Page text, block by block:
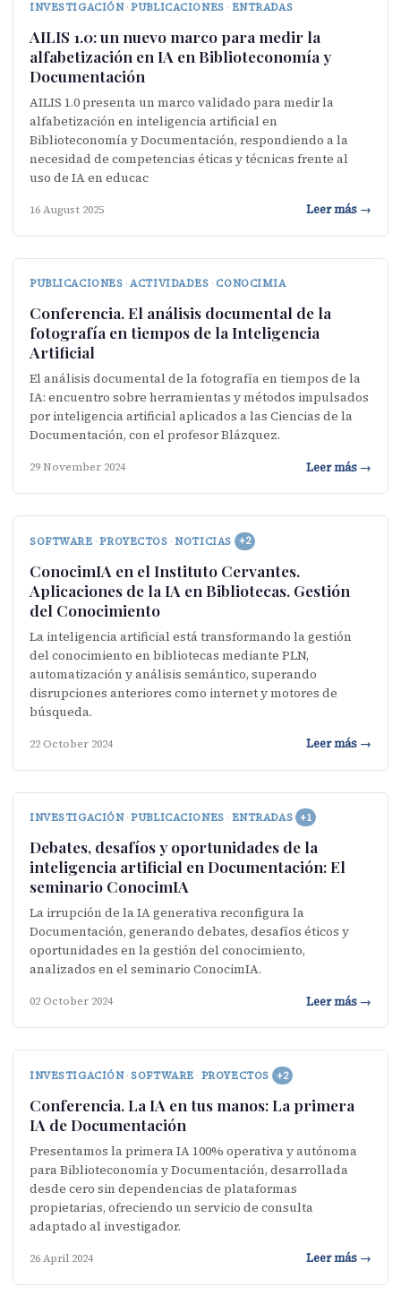
INVESTIGACIÓN · PUBLICACIONES · ENTRADAS
AILIS 1.0: un nuevo marco para medir la
alfabetización en IA en Biblioteconomía y
Documentación
AILIS 1.0 presenta un marco validado para medir la
alfabetización en inteligencia artificial en
Biblioteconomía y Documentación, respondiendo a la
necesidad de competencias éticas y técnicas frente al
uso de IA en educac
16 August 2025 Leer más →
PUBLICACIONES · ACTIVIDADES · CONOCIMIA
Conferencia. El análisis documental de la
fotografía en tiempos de la Inteligencia
Artificial
El análisis documental de la fotografía en tiempos de la
IA: encuentro sobre herramientas y métodos impulsados
por inteligencia artificial aplicados a las Ciencias de la
Documentación, con el profesor Blázquez.
29 November 2024 Leer más →
SOFTWARE · PROYECTOS · NOTICIAS +2
ConocimIA en el Instituto Cervantes.
Aplicaciones de la IA en Bibliotecas. Gestión
del Conocimiento
La inteligencia artificial está transformando la gestión
del conocimiento en bibliotecas mediante PLN,
automatización y análisis semántico, superando
disrupciones anteriores como internet y motores de
búsqueda.
22 October 2024 Leer más →
INVESTIGACIÓN · PUBLICACIONES · ENTRADAS +1
Debates, desafíos y oportunidades de la
inteligencia artificial en Documentación: El
seminario ConocimIA
La irrupción de la IA generativa reconfigura la
Documentación, generando debates, desafíos éticos y
oportunidades en la gestión del conocimiento,
analizados en el seminario ConocimIA.
02 October 2024 Leer más →
INVESTIGACIÓN · SOFTWARE · PROYECTOS +2
Conferencia. La IA en tus manos: La primera
IA de Documentación
Presentamos la primera IA 100% operativa y autónoma
para Biblioteconomía y Documentación, desarrollada
desde cero sin dependencias de plataformas
propietarias, ofreciendo un servicio de consulta
adaptado al investigador.
26 April 2024 Leer más →